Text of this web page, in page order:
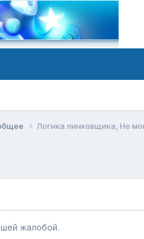
Логика линковщика, Не
жалобой.